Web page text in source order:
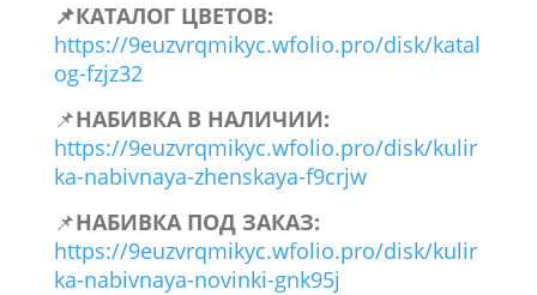
📌КАТАЛОГ ЦВЕТОВ:
https://9euzvrqmikyc.wfolio.pro/disk/katal
og-fzjz32
📌НАБИВКА В НАЛИЧИИ:
https://9euzvrqmikyc.wfolio.pro/disk/kulir
ka-nabivnaya-zhenskaya-f9crjw
📌НАБИВКА ПОД ЗАКАЗ:
https://9euzvrqmikyc.wfolio.pro/disk/kulir
ka-nabivnaya-novinki-gnk95j